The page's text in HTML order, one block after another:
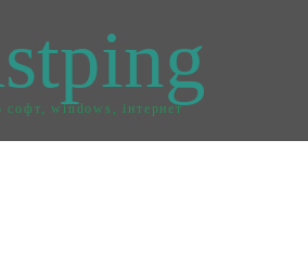
софт, windows, інтернет